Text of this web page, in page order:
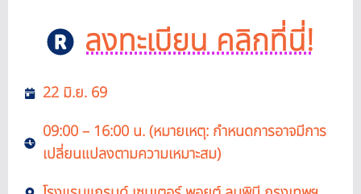
ลงทะเบียน คลิกที่นี่!
22 มิ.ย. 69
09:00 – 16:00 น. (หมายเหตุ: กำหนดการอาจมีการ
เปลี่ยนแปลงตามความเหมาะสม)